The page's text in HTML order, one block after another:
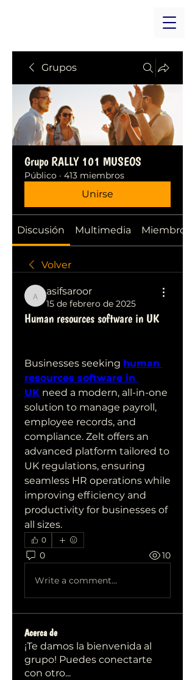
Grupos
Grupo RALLY 101 MUSEOS
Público · 413 miembros
Unirse
Discusión Multimedia Miembros
Volver
asifsaroor
asifsaroor
15 de febrero de 2025
Human resources software in UK
Businesses seeking human
resources software in
UK need a modern, all-in-one
solution to manage payroll,
employee records, and
compliance. Zelt offers an
advanced platform tailored to
UK regulations, ensuring
seamless HR operations while
improving efficiency and
productivity for businesses of
all sizes.
0
0 10
Write a comment...
Acerca de
¡Te damos la bienvenida al
grupo! Puedes conectarte
con otro...